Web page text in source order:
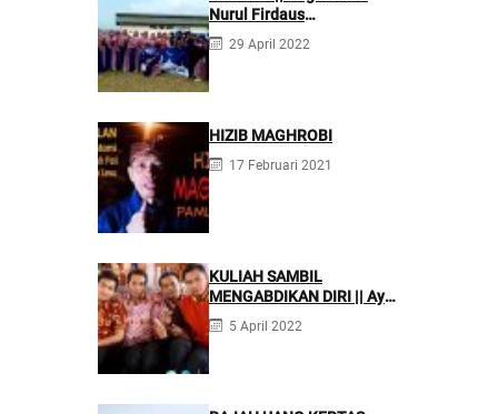
Nurul Firdaus
Mengarahkan Siswanya
agar Menjadi Asisten
29 April 2022
HIZIB MAGHROBI
17 Februari 2021
KULIAH SAMBIL
MENGABDIKAN DIRI || Ayo
Mondok di Pesantren
Nurul Firdaus
5 April 2022